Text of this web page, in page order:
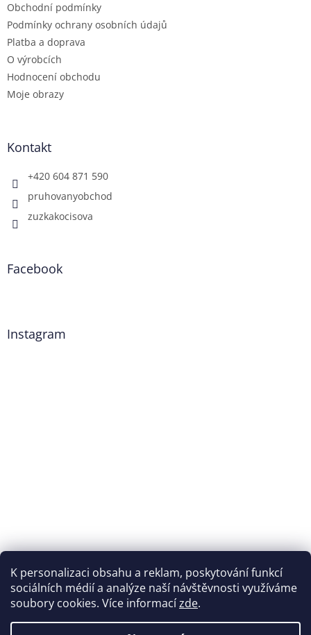
K personalizaci obsahu a reklam, poskytování funkcí
sociálních médií a analýze naší návštěvnosti využíváme
soubory cookies. Více informacízde.
Obchodní podmínky
Podmínky ochrany osobních údajů
Platba a doprava
O výrobcích
Hodnocení obchodu
Moje obrazy
Kontakt
+420 604 871 590
pruhovanyobchod
zuzkakocisova
Facebook
Instagram
Sledovat na Instagramu